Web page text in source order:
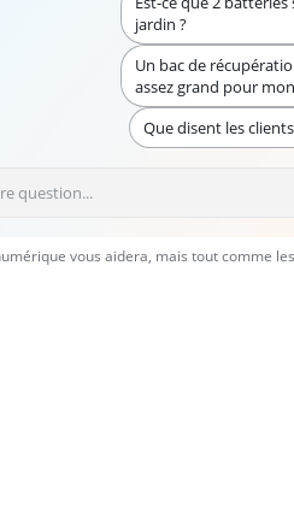
jardin ?
Un bac de
assez grand pour
Que disent les
vous aidera, mais tout comme